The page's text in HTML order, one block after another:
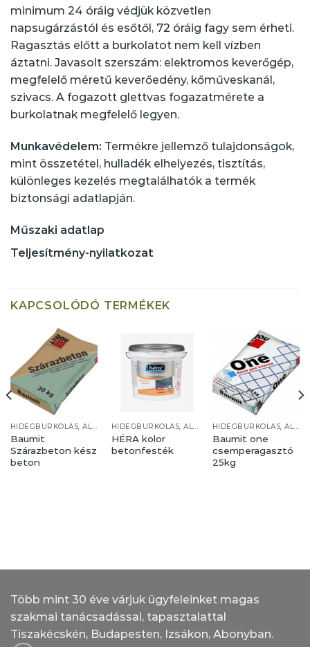
minimum 24 óráig védjük közvetlen
napsugárzástól és esőtől, 72 óráig fagy sem érheti.
Ragasztás előtt a burkolatot nem kell vízben
áztatni. Javasolt szerszám: elektromos keverőgép,
megfelelő méretű keverőedény, kőműveskanál,
szivacs. A fogazott glettvas fogazatmérete a
burkolatnak megfelelő legyen.
Munkavédelem: Termékre jellemző tulajdonságok,
mint összetétel, hulladék elhelyezés, tisztítás,
különleges kezelés megtalálhatók a termék
biztonsági adatlapján.
Műszaki adatlap
Teljesítmény-nyilatkozat
KAPCSOLÓDÓ TERMÉKEK
HIDEGBURKOLÁS, ALJZATKÉPZÉS
Baumit
Szárazbeton kész
beton
HIDEGBURKOLÁS, ALJZATKÉPZÉS
HÉRA kolor
betonfesték
HIDEGBURKOLÁS, ALJZATKÉPZÉS
Baumit one
csemperagasztó
25kg
Több mint 30 éve várjuk ügyfeleinket magas
szakmai tanácsadással, tapasztalattal
Tiszakécskén, Budapesten, Izsákon, Abonyban.